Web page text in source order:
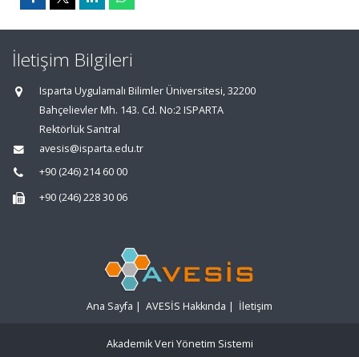
İletişim Bilgileri
Isparta Uygulamalı Bilimler Üniversitesi, 32200
Bahçelievler Mh. 143. Cd. No:2 ISPARTA
Rektörlük Santral
avesis@isparta.edu.tr
+90 (246) 214 60 00
+90 (246) 228 30 06
Ana Sayfa | AVESİS Hakkında | İletişim
Akademik Veri Yönetim Sistemi